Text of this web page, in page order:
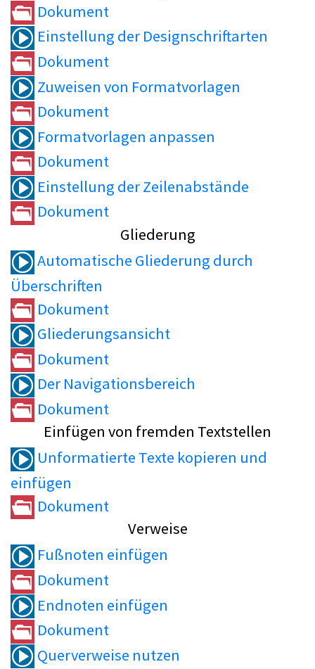
Dokument
Einstellung der Designschriftarten
Dokument
Zuweisen von Formatvorlagen
Dokument
Formatvorlagen anpassen
Dokument
Einstellung der Zeilenabstände
Dokument
Gliederung
Automatische Gliederung durch
Überschriften
Dokument
Gliederungsansicht
Dokument
Der Navigationsbereich
Dokument
Einfügen von fremden Textstellen
Unformatierte Texte kopieren und
einfügen
Dokument
Verweise
Fußnoten einfügen
Dokument
Endnoten einfügen
Dokument
Querverweise nutzen